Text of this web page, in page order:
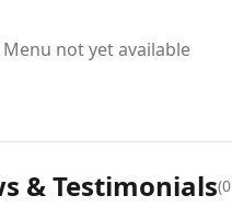
Menu not yet available
& Testimonials(0